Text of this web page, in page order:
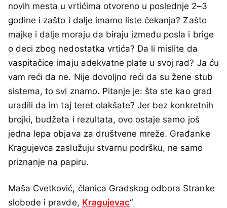
novih mesta u vrtićima otvoreno u poslednje 2–3
godine i zašto i dalje imamo liste čekanja? Zašto
majke i dalje moraju da biraju između posla i brige
o deci zbog nedostatka vrtića? Da li mislite da
vaspitačice imaju adekvatne plate u svoj rad? Ja ću
vam reći da ne. Nije dovoljno reći da su žene stub
sistema, to svi znamo. Pitanje je: šta ste kao grad
uradili da im taj teret olakšate? Jer bez konkretnih
brojki, budžeta i rezultata, ovo ostaje samo još
jedna lepa objava za društvene mreže. Građanke
Kragujevca zaslužuju stvarnu podršku, ne samo
priznanje na papiru.
Maša Cvetković, članica Gradskog odbora Stranke
slobode i pravde, Kragujevac“